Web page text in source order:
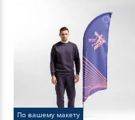
По вашему макету